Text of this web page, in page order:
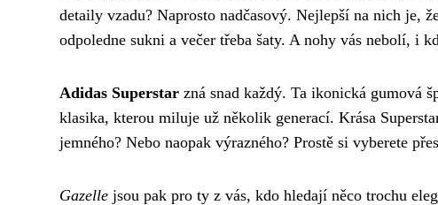
detaily vzadu? Naprosto nadčasový. Nejlepší na nich je,
odpoledne sukni a večer třeba šaty. A nohy vás nebolí, i
Adidas Superstar zná snad každý. Ta ikonická gumová
klasika, kterou miluje už několik generací. Krása
jemného? Nebo naopak výrazného? Prostě si vyberete
Gazelle jsou pak pro ty z vás, kdo hledají něco trochu